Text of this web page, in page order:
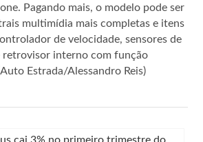
Pagando mais, o modelo pode ser
multimídia mais completas e itens
de velocidade, sensores de
retrovisor interno com função
Estrada/Alessandro Reis)
cai 3% no primeiro trimestre do